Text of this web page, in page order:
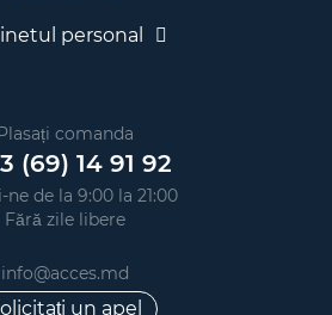
personal
comanda
(69) 14 91 92
ne de la 9:00 la 21:00
Fără zile libere
info@acces.md
un apel